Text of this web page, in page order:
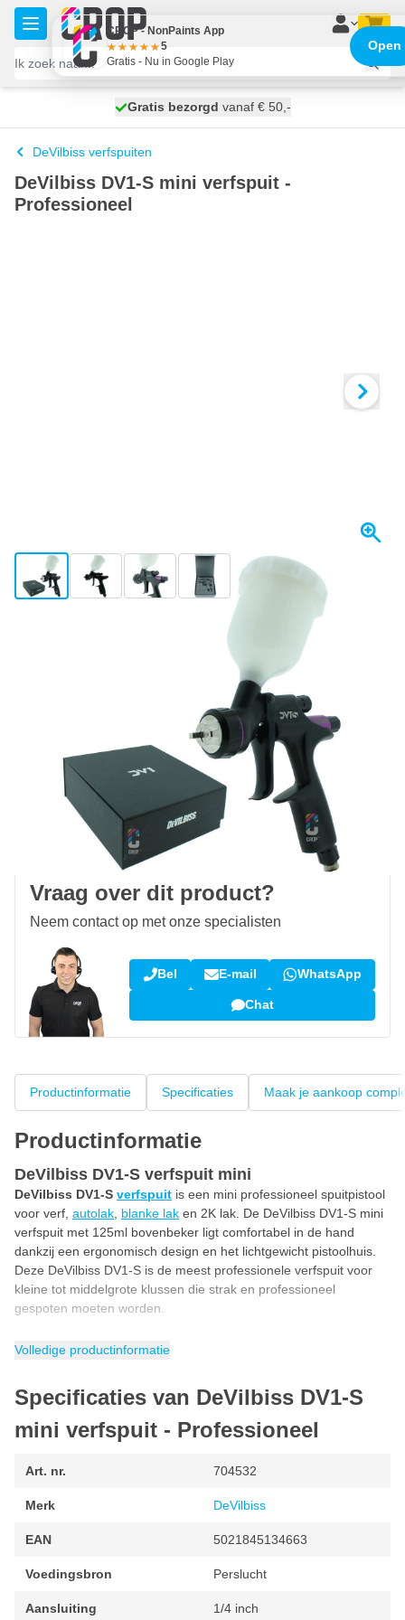
Ga naar de inhoud
morgen bezorgd
Gratis bezorgd vanaf € 50,-
100 dagen
DeVilbiss verfspuiten
DeVilbiss DV1-S mini verfspuit -
Professioneel
View larger imageView larger imageView larger imageView larger image
In mijn winkelwagen
Voor 23:59 uur besteld,
morgen bezorgd
Gratis bezorgd
vanaf € 50,-
100 dagen
retourneren en ruilen
Klantbeoordeling:
9,5/10(34.283 reviews)
Vraag over dit product?
Neem contact op met onze specialisten
Bel E-mail WhatsApp
Chat
Productinformatie Specificaties Maak je aankoop
Productinformatie
DeVilbiss DV1-S verfspuit mini
DeVilbiss DV1-S verfspuit is een mini professioneel spuitpistool
voor verf, autolak, blanke lak en 2K lak. De DeVilbiss DV1-S mini
verfspuit met 125ml bovenbeker ligt comfortabel in de hand
dankzij een ergonomisch design en het lichtgewicht pistoolhuis.
Deze DeVilbiss DV1-S is de meest professionele verfspuit voor
kleine tot middelgrote klussen die strak en professioneel
gespoten moeten worden.
Professioneel mini verfspuit
het professioneel sprayen van autolak, blanke lak en 2
componenten lak. De verneveling van de lak is uiterst strak en
professioneel dankzij de High Efficiency luchtkap. De 1.0 en 1.2
verf kan spuiten met deze spray gun.
Hoe wordt de DeVilbiss DV1-S geleverd?
sproeieropeningen, een High Efficiency luchtkap en 125ml
ontvang je een 0,8 en 1mm nozzle. Hierdoor kan je met deze
DeVilbiss mini verfspuit verschillende soorten lak spuiten, zonder
Volledige productinformatie
Specificaties van DeVilbiss DV1-S
mini verfspuit - Professioneel
Art. nr. 704532
Merk DeVilbiss
EAN 5021845134663
Voedingsbron Perslucht
Aansluiting 1/4 inch
CROP - NonPaints App
5
Gratis - Nu in Google Play
Open